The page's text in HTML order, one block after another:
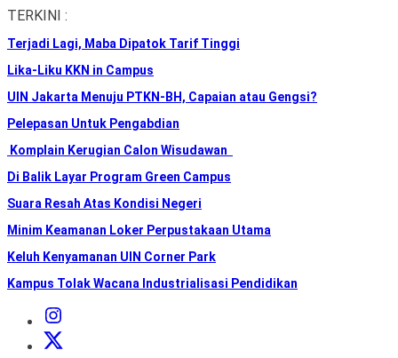
Skip
the
content
TERKINI :
Terjadi Lagi, Maba Dipatok Tarif Tinggi
Lika-Liku KKN in Campus
UIN Jakarta Menuju PTKN-BH, Capaian atau Gengsi?
Pelepasan Untuk Pengabdian
Komplain Kerugian Calon Wisudawan
Di Balik Layar Program Green Campus
Suara Resah Atas Kondisi Negeri
Minim Keamanan Loker Perpustakaan Utama
Keluh Kenyamanan UIN Corner Park
Kampus Tolak Wacana Industrialisasi Pendidikan
Instagram
Institut
X